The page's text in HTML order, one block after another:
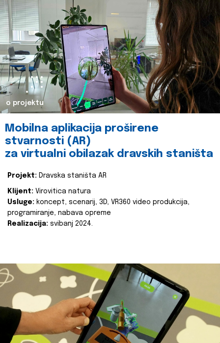
o projektu
Mobilna aplikacija proširene
stvarnosti (AR)
za virtualni obilazak dravskih staništa
Projekt: Dravska staništa AR
Klijent: Virovitica natura
Usluge: koncept, scenarij, 3D, VR360 video produkcija,
programiranje, nabava opreme
Realizacija: svibanj 2024.